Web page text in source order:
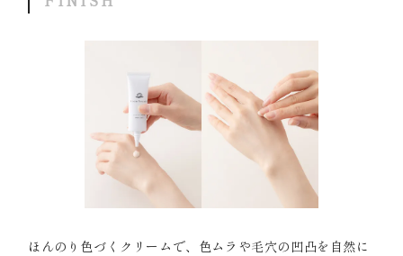
ほんのり色づくクリームで、色ムラや毛穴の凹凸を自然に